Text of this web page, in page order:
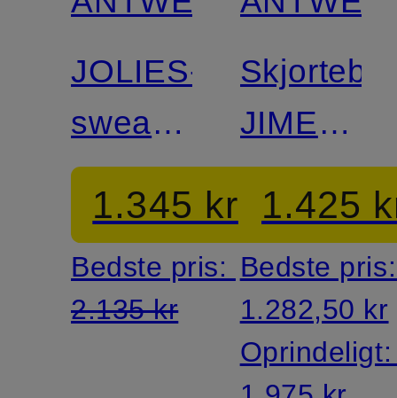
JOLIES-
sweatshirt
med
pailletter
1.345 kr
Bedste pris:
2.135 kr
JIMENA
med
pailletter
og
broderier
1.425
Bedste
1.282,50 kr